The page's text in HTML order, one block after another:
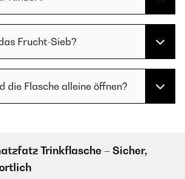
Frucht-Sieb?
die Flasche alleine öffnen?
Trinkflasche – Sicher,